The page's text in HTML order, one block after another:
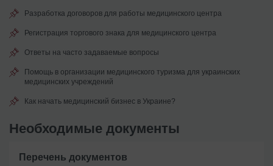
Разработка договоров для работы медицинского центра
Регистрация торгового знака для медицинского центра
Ответы на часто задаваемые вопросы
Помощь в организации медицинского туризма для украинских
медицинских учреждений
Как начать медицинский бизнес в Украине?
Необходимые документы
Перечень документов